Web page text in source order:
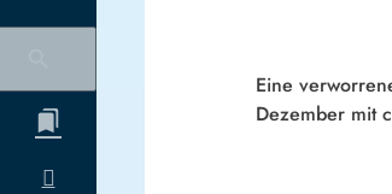
Eine
Dezember mit